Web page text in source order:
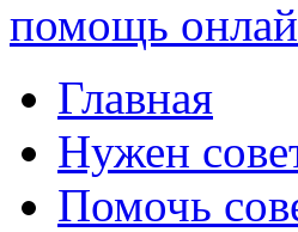
Главная
Нужен
Помочь